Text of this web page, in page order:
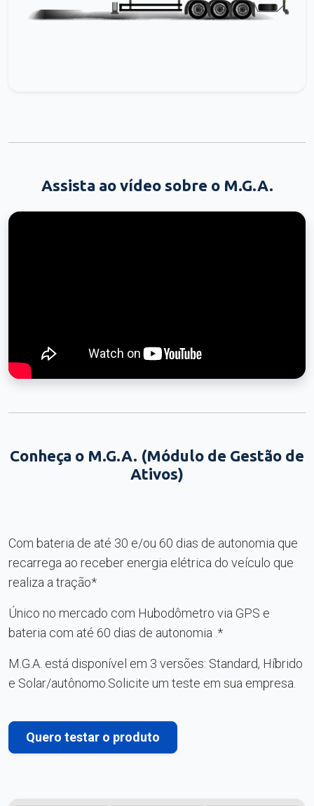
Assista ao vídeo sobre o M.G.A.
Conheça o M.G.A. (Módulo de Gestão de
Ativos)
Com bateria de até 30 e/ou 60 dias de autonomia que
recarrega ao receber energia elétrica do veículo que
realiza a tração*
Único no mercado com Hubodômetro via GPS e
bateria com até 60 dias de autonomia .*
M.G.A. está disponível em 3 versões: Standard, Híbrido
e Solar/autônomo.Solicite um teste em sua empresa.
Quero testar o produto